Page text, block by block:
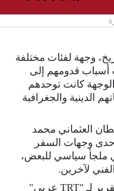
وجهة لفئات مختلفة
قدومهم إلى
الوجهة كانت توحدهم
الدينية والجغرافية
العثماني محمد
وجهات السفر
ملجأ سياسي للبعض،
الفني لآخرين.
وفي هذا الإطار، سلّط تقرير لـ "TRT عربي"